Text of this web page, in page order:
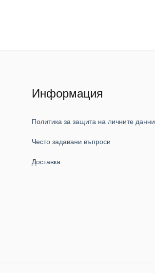
Информация
Политика за защита на личните данни
Често задавани въпроси
Доставка